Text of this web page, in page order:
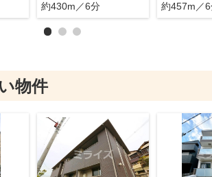
約430m／6分
約457m／
物件